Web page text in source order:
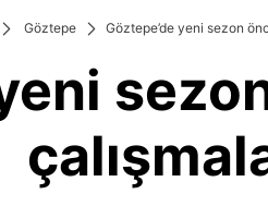
Göztepe Göztepe’de yeni sezon